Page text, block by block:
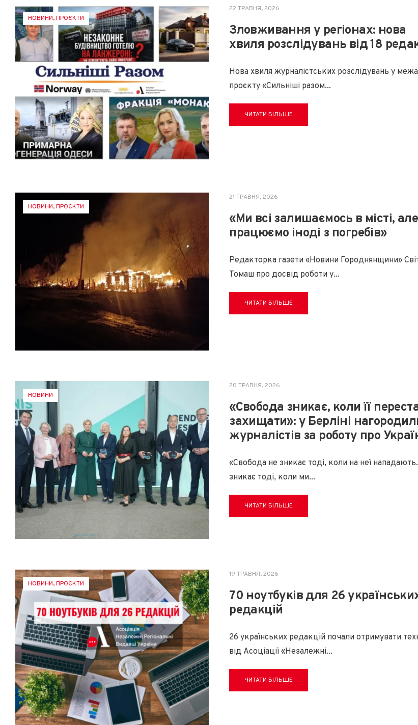
НОВИНИ,ПРОЄКТИ
22 ТРАВНЯ, 2026
Зловживання у регіонах: нова
хвиля розслідувань від 18
Нова хвиля журналістських розслідувань у
проєкту «Сильніші разом...
ЧИТАТИ БІЛЬШЕ
НОВИНИ,ПРОЄКТИ
21 ТРАВНЯ, 2026
«Ми всі залишаємось в місті, але
працюємо іноді з погребів»
Редакторка газети «Новини Городнянщини»
Томаш про досвід роботи у...
ЧИТАТИ БІЛЬШЕ
НОВИНИ
20 ТРАВНЯ, 2026
«Свобода зникає, коли її
захищати»: у Берліні
журналістів за роботу про
«Свобода не зникає тоді, коли на неї
зникає тоді, коли ми...
ЧИТАТИ БІЛЬШЕ
НОВИНИ,ПРОЄКТИ
19 ТРАВНЯ, 2026
70 ноутбуків для 26
редакцій
26 українських редакцій почали отримувати
від Асоціації «Незалежні...
ЧИТАТИ БІЛЬШЕ